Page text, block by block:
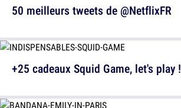
+25 cadeaux Squid Game, let's play !
50 meilleurs tweets de @NetflixFR